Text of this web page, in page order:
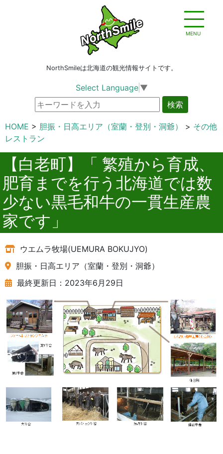
MENU
NorthSmileは北海道の観光情報サイトです。
Select Language ▼
検索
HOME 胆振・日高エリア（室蘭・登別・洞爺）
その他
レストラン
【白老町】「 繁殖から育成、
肥育までを行う北海道では数
少ない黒毛和牛の一貫生産農
家です」
ウエムラ牧場(UEMURA BOKUJYO)
胆振・日高エリア（室蘭・登別・洞爺）
最終更新日：2023年6月29日